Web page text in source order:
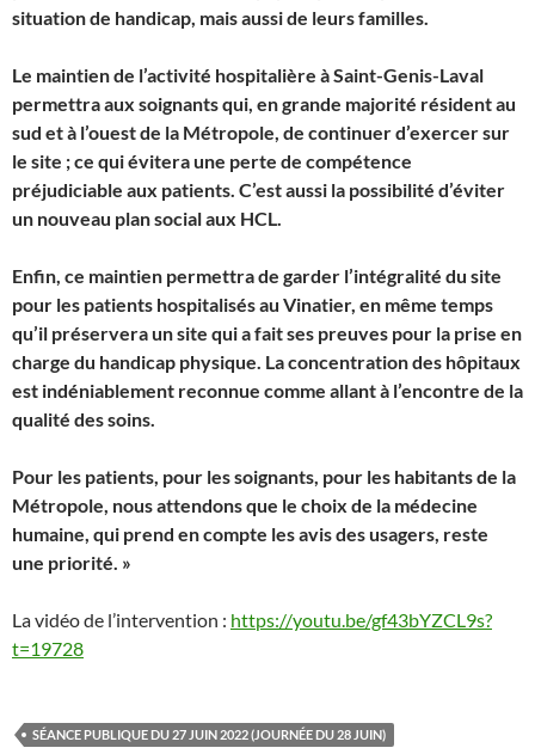
situation de handicap, mais aussi de leurs familles.
Le maintien de l’activité hospitalière à Saint-Genis-Laval
permettra aux soignants qui, en grande majorité résident au
sud et à l’ouest de la Métropole, de continuer d’exercer sur
le site ; ce qui évitera une perte de compétence
préjudiciable aux patients. C’est aussi la possibilité d’éviter
un nouveau plan social aux HCL.
Enfin, ce maintien permettra de garder l’intégralité du site
pour les patients hospitalisés au Vinatier, en même temps
qu’il préservera un site qui a fait ses preuves pour la prise en
charge du handicap physique. La concentration des hôpitaux
est indéniablement reconnue comme allant à l’encontre de la
qualité des soins.
Pour les patients, pour les soignants, pour les habitants de la
Métropole, nous attendons que le choix de la médecine
humaine, qui prend en compte les avis des usagers, reste
une priorité. »
La vidéo de l’intervention : https://youtu.be/gf43bYZCL9s?
t=19728
SÉANCE PUBLIQUE DU 27 JUIN 2022 (JOURNÉE DU 28 JUIN)